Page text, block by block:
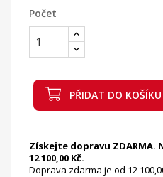
Počet
PŘIDAT DO KOŠÍKU
Získejte dopravu ZDARMA.
12 100,00 Kč.
Doprava zdarma je od 12